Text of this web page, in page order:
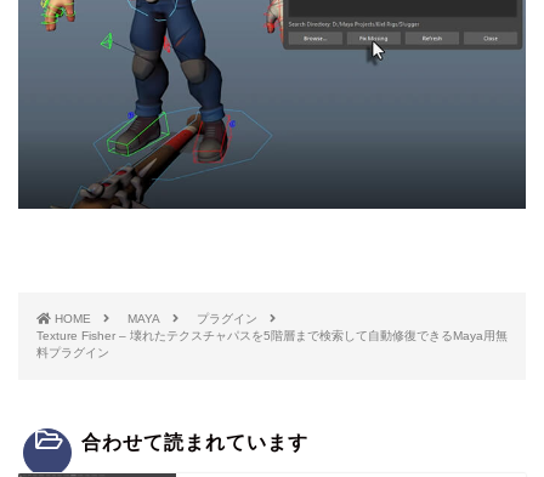
HOME MAYA
プラグイン
Texture Fisher – 壊れたテクスチャパスを5階層まで検索して自動修復できるMaya用無
料プラグイン
合わせて読まれています